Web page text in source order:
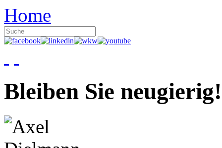
Home
Bleiben Sie neugierig!